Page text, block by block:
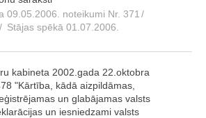
09.05.2006. noteikumi Nr. 371 /
/ Stājas spēkā 01.07.2006.
kabineta 2002.gada 22.oktobra
"Kārtība, kādā aizpildāmas,
un glabājamas valsts
un iesniedzami valsts